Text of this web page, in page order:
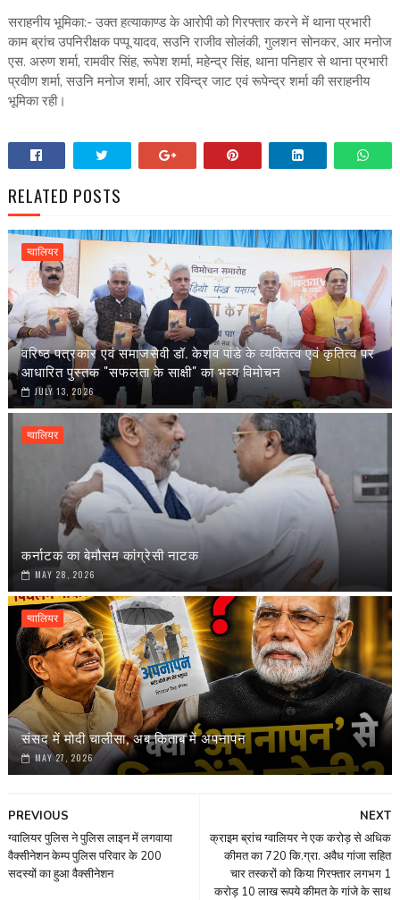
सराहनीय भूमिका:- उक्त हत्याकाण्ड के आरोपी को गिरफ्तार करने में थाना प्रभारी
काम ब्रांच उपनिरीक्षक पप्पू यादव, सउनि राजीव सोलंकी, गुलशन सोनकर, आर मनोज
एस. अरुण शर्मा, रामवीर सिंह, रूपेश शर्मा, महेन्द्र सिंह, थाना पनिहार से थाना प्रभारी
प्रवीण शर्मा, सउनि मनोज शर्मा, आर रविन्द्र जाट एवं रूपेन्द्र शर्मा की सराहनीय
भूमिका रही।
RELATED POSTS
ग्वालियर
वरिष्ठ पत्रकार एवं समाजसेवी डॉ. केशव पांडे के व्यक्तित्व एवं कृतित्व पर
आधारित पुस्तक "सफलता के साक्षी" का भव्य विमोचन
JULY 13, 2026
ग्वालियर
कर्नाटक का बेमौसम कांग्रेसी नाटक
MAY 28, 2026
ग्वालियर
संसद में मोदी चालीसा, अब किताब में अपनापन
MAY 27, 2026
NEXT
क्राइम ब्रांच ग्वालियर ने एक करोड़ से अधिक
कीमत का 720 कि.ग्रा. अवैध गांजा सहित
चार तस्करों को किया गिरफ्तार लगभग 1
करोड़ 10 लाख रूपये कीमत के गांजे के साथ
PREVIOUS
ग्वालियर पुलिस ने पुलिस लाइन में लगवाया
वैक्सीनेशन केम्प पुलिस परिवार के 200
सदस्यों का हुआ वैक्सीनेशन